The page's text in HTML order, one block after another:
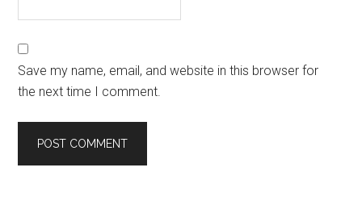
Save my name, email, and website in this browser for
the next time I comment.